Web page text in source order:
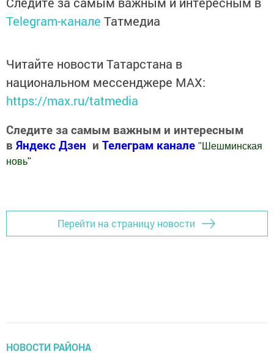
Telegram-канале Татмедиа
Читайте новости Татарстана в
национальном мессенджере MАХ:
https://max.ru/tatmedia
Следите за самым важным и интересным
в Яндекс Дзен и Телеграм канале " Шешминская
новь"
Перейти на страницу новости
НОВОСТИ РАЙОНА